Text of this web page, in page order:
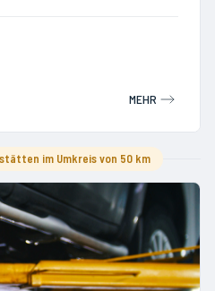
MEHR
im Umkreis von 50 km